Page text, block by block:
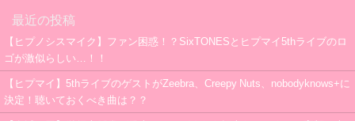
最近の投稿
【ヒプノシスマイク】ファン困惑！？SixTONESとヒプマイ5thライブのロ
ゴが激似らしい…！！
【ヒプマイ】5thライブのゲストがZeebra、Creepy Nuts、nobodyknows+に
決定！聴いておくべき曲は？？